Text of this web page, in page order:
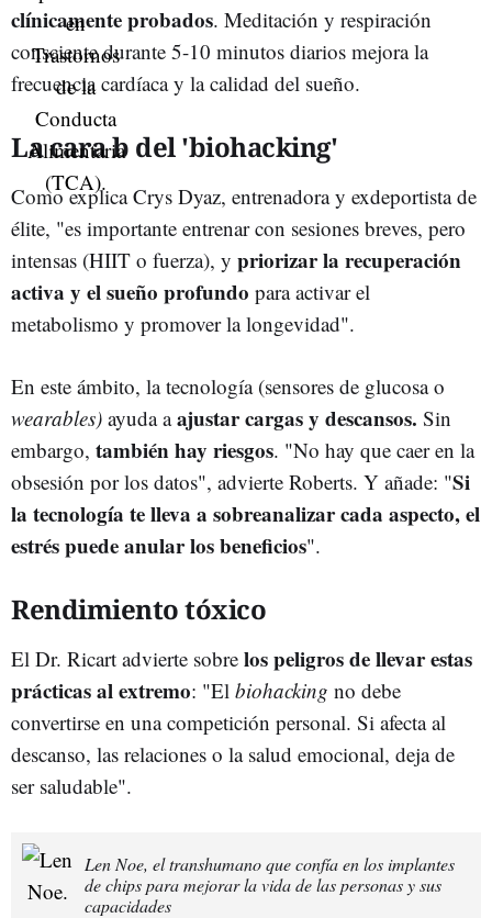
clínicamente probados. Meditación y respiración
consciente durante 5-10 minutos diarios mejora la
frecuencia cardíaca y la calidad del sueño.
La cara b del 'biohacking'
Como explica Crys Dyaz, entrenadora y exdeportista de
élite, "es importante entrenar con sesiones breves, pero
intensas (HIIT o fuerza), y priorizar la recuperación
activa y el sueño profundo para activar el
metabolismo y promover la longevidad".
En este ámbito, la tecnología (sensores de glucosa o
wearables) ayuda aajustar cargas y descansos. Sin
embargo, también hay riesgos. "No hay que caer en la
obsesión por los datos", advierte Roberts. Y añade: "Si
la tecnología te lleva a sobreanalizar cada aspecto, el
estrés puede anular los beneficios".
Rendimiento tóxico
El Dr. Ricart advierte sobre los peligros de llevar estas
prácticas al extremo: "El biohacking no debe
convertirse en una competición personal. Si afecta al
descanso, las relaciones o la salud emocional, deja de
ser saludable".
Len Noe, el transhumano que confía en los implantes
de chips para mejorar la vida de las personas y sus
capacidades